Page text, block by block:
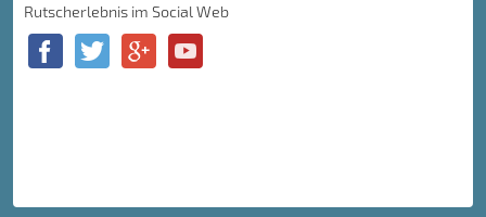
Rutscherlebnis im Social Web